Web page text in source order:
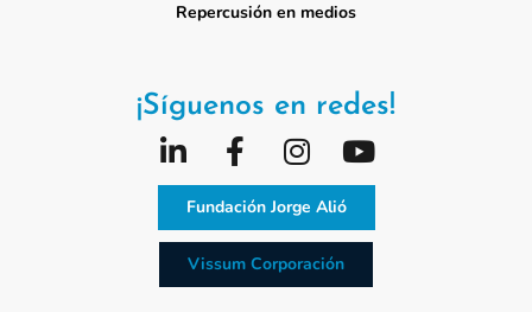
Repercusión en medios
¡Síguenos en redes!
Fundación Jorge Alió
Vissum Corporación